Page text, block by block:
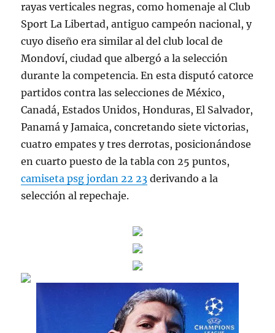
rayas verticales negras, como homenaje al Club
Sport La Libertad, antiguo campeón nacional, y
cuyo diseño era similar al del club local de
Mondoví, ciudad que albergó a la selección
durante la competencia. En esta disputó catorce
partidos contra las selecciones de México,
Canadá, Estados Unidos, Honduras, El Salvador,
Panamá y Jamaica, concretando siete victorias,
cuatro empates y tres derrotas, posicionándose
en cuarto puesto de la tabla con 25 puntos,
camiseta psg jordan 22 23 derivando a la
selección al repechaje.